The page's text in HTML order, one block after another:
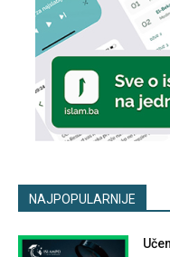
NAJPOPULARNIJE